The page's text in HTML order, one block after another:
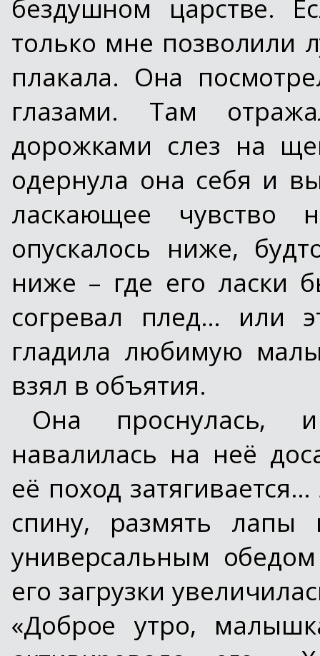
бездушном царстве.
только мне позволили
плакала. Она
глазами. Там
дорожками слез на
одернула она себя и
ласкающее чувство
опускалось ниже,
ниже – где его ласки
согревал плед… или
гладила любимую
взял в объятия.
Она проснулась, и
навалилась на неё
её поход
спину, размять лапы
универсальным
его загрузки
«Доброе утро,